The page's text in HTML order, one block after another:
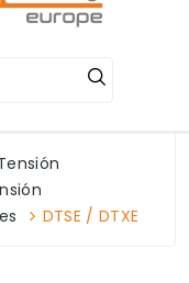
DTSE / DTXE